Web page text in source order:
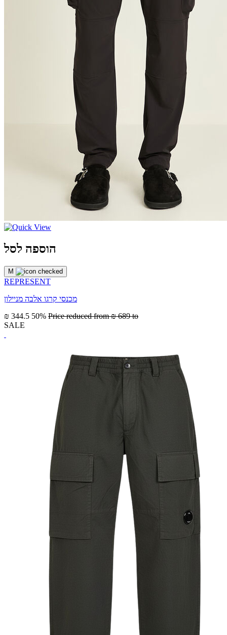
הוספה לסל
M
REPRESENT
מכנסי קרגו אלבה מניילון
₪ 344.5 50% Price reduced from₪ 689 to
SALE